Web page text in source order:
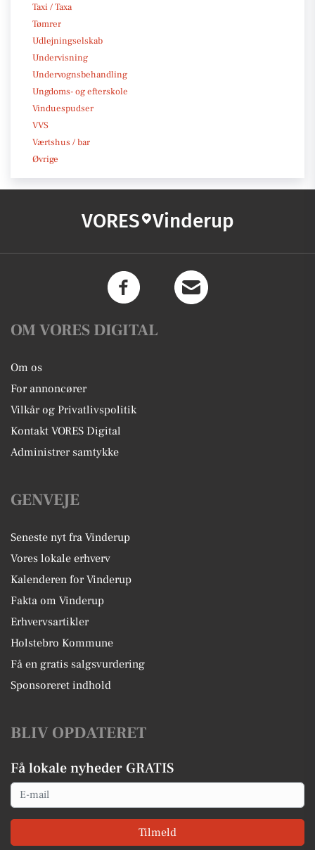
Taxi / Taxa
Tømrer
Udlejningselskab
Undervisning
Undervognsbehandling
Ungdoms- og efterskole
Vinduespudser
VVS
Værtshus / bar
Øvrige
VORES Vinderup
OM VORES DIGITAL
Om os
For annoncører
Vilkår og Privatlivspolitik
Kontakt VORES Digital
Administrer samtykke
GENVEJE
Seneste nyt fra Vinderup
Vores lokale erhverv
Kalenderen for Vinderup
Fakta om Vinderup
Erhvervsartikler
Holstebro Kommune
Få en gratis salgsvurdering
Sponsoreret indhold
BLIV OPDATERET
Få lokale nyheder GRATIS
Email
Tilmeld